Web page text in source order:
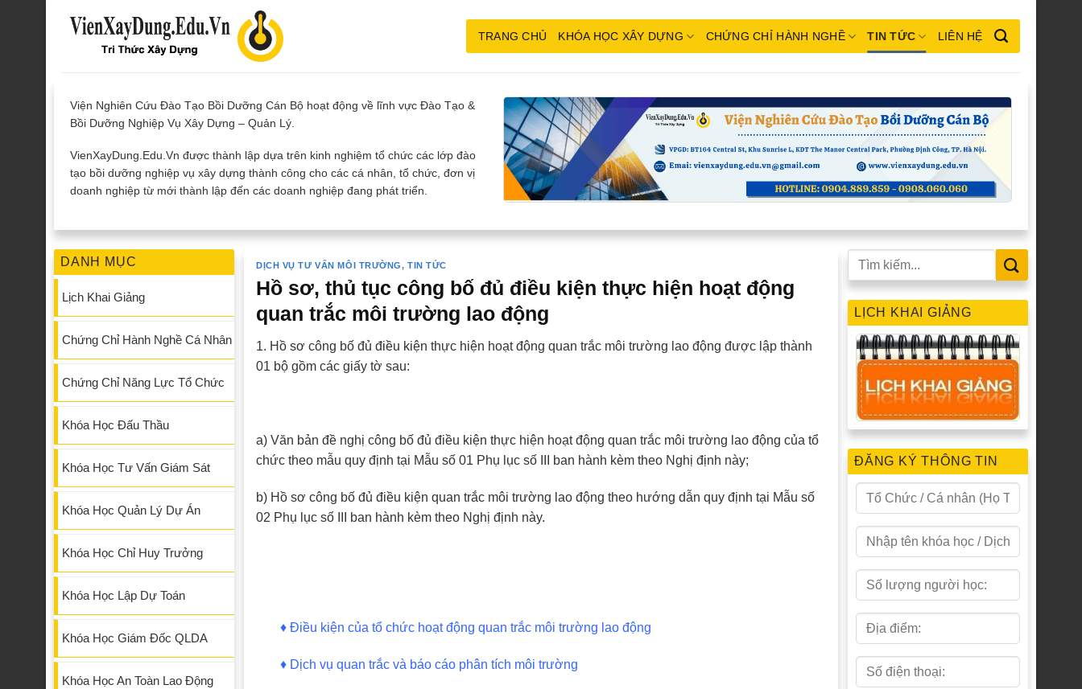
TRANG CHỦ KHÓA HỌC XÂY DỰNG CHỨNG CHỈ HÀNH NGHỀ TIN TỨC LIÊN HỆ
Viện Nghiên Cứu Đào Tạo Bồi Dưỡng Cán Bộ hoạt động về lĩnh vực Đào Tạo &
Bồi Dưỡng Nghiệp Vụ Xây Dựng – Quản Lý.
VienXayDung.Edu.Vn được thành lập dựa trên kinh nghiệm tổ chức các lớp đào
tạo bồi dưỡng nghiệp vụ xây dựng thành công cho các cá nhân, tổ chức, đơn vị
doanh nghiệp từ mới thành lập đến các doanh nghiệp đang phát triển.
DANH MỤC
Lịch Khai Giảng
Chứng Chỉ Hành Nghề Cá Nhân
Chứng Chỉ Năng Lực Tổ Chức
Khóa Học Đấu Thầu
Khóa Học Tư Vấn Giám Sát
Khóa Học Quản Lý Dự Án
Khóa Học Chỉ Huy Trưởng
Khóa Học Lập Dự Toán
Khóa Học Giám Đốc QLDA
Khóa Học An Toàn Lao Động
DỊCH VỤ TƯ VẤN MÔI TRƯỜNG,TIN TỨC
Hồ sơ, thủ tục công bố đủ điều kiện thực hiện hoạt động
quan trắc môi trường lao động
1. Hồ sơ công bố đủ điều kiện thực hiện hoạt động quan trắc môi trường lao động được lập thành
01 bộ gồm các giấy tờ sau:
a) Văn bản đề nghị công bố đủ điều kiện thực hiện hoạt động quan trắc môi trường lao động của tổ
chức theo mẫu quy định tại Mẫu số 01 Phụ lục số III ban hành kèm theo Nghị định này;
b) Hồ sơ công bố đủ điều kiện quan trắc môi trường lao động theo hướng dẫn quy định tại Mẫu số
02 Phụ lục số III ban hành kèm theo Nghị định này.
♦ Điều kiện của tổ chức hoạt động quan trắc môi trường lao động
♦ Dịch vụ quan trắc và báo cáo phân tích môi trường
LỊCH KHAI GIẢNG
ĐĂNG KÝ THÔNG TIN